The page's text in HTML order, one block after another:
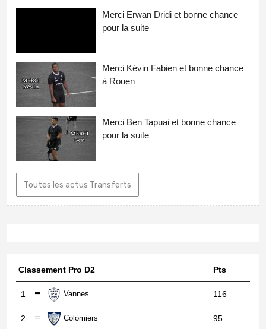
Merci Erwan Dridi et bonne chance
pour la suite
Merci Kévin Fabien et bonne chance
à Rouen
Merci Ben Tapuai et bonne chance
pour la suite
Toutes les actus Transferts
Classement Pro D2 Pts
1 Vannes 116
2 Colomiers 95